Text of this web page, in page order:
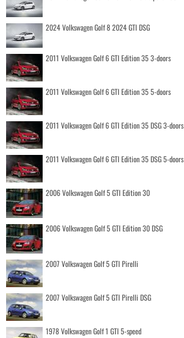
2024 Volkswagen Golf 8 2024 GTI DSG
2011 Volkswagen Golf 6 GTI Edition 35 3-doors
2011 Volkswagen Golf 6 GTI Edition 35 5-doors
2011 Volkswagen Golf 6 GTI Edition 35 DSG 3-doors
2011 Volkswagen Golf 6 GTI Edition 35 DSG 5-doors
2006 Volkswagen Golf 5 GTI Edition 30
2006 Volkswagen Golf 5 GTI Edition 30 DSG
2007 Volkswagen Golf 5 GTI Pirelli
2007 Volkswagen Golf 5 GTI Pirelli DSG
1978 Volkswagen Golf 1 GTI 5-speed